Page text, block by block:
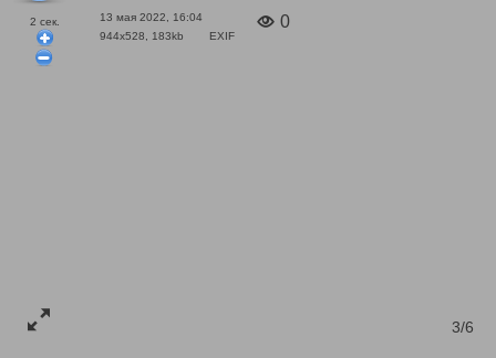
2 сек.
13 мая 2022, 16:04
944x528, 183kb
EXIF
0
3/6